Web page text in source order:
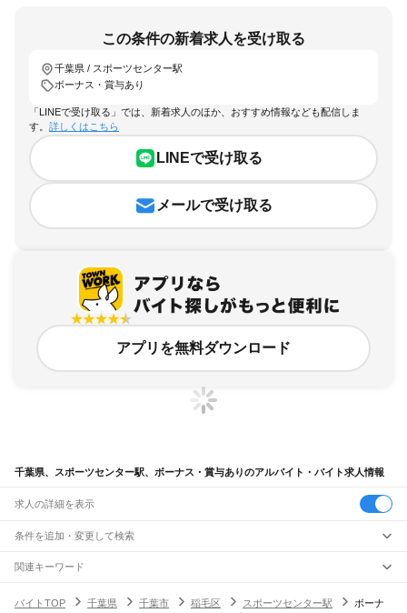
この条件の新着求人を受け取る
千葉県 / スポーツセンター駅
ボーナス・賞与あり
「LINEで受け取る」では、新着求人のほか、おすすめ情報なども配信しま
す。 詳しくはこちら
LINEで受け取る
メールで受け取る
アプリを無料ダウンロード
千葉県、スポーツセンター駅、ボーナス・賞与ありのアルバイト・バイト求人情報
求人の詳細を表示
条件を追加・変更して検索
市区町村を追加・変更
千葉県すべて
駅を追加・変更
関連キーワード
バイトTOP
千葉県 千葉市 稲毛区 スポーツセンター駅 ボーナ